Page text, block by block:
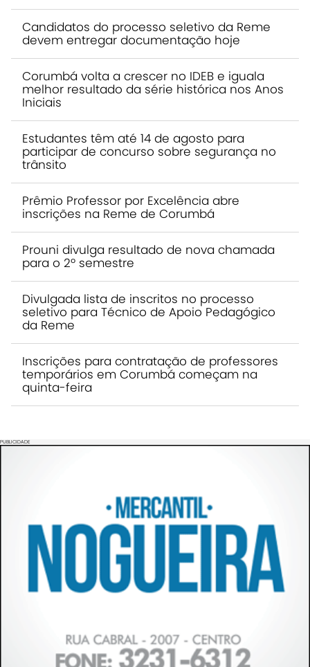
Candidatos do processo seletivo da Reme
devem entregar documentação hoje
Corumbá volta a crescer no IDEB e iguala
melhor resultado da série histórica nos Anos
Iniciais
Estudantes têm até 14 de agosto para
participar de concurso sobre segurança no
trânsito
Prêmio Professor por Excelência abre
inscrições na Reme de Corumbá
Prouni divulga resultado de nova chamada
para o 2º semestre
Divulgada lista de inscritos no processo
seletivo para Técnico de Apoio Pedagógico
da Reme
Inscrições para contratação de professores
temporários em Corumbá começam na
quinta-feira
PUBLICIDADE